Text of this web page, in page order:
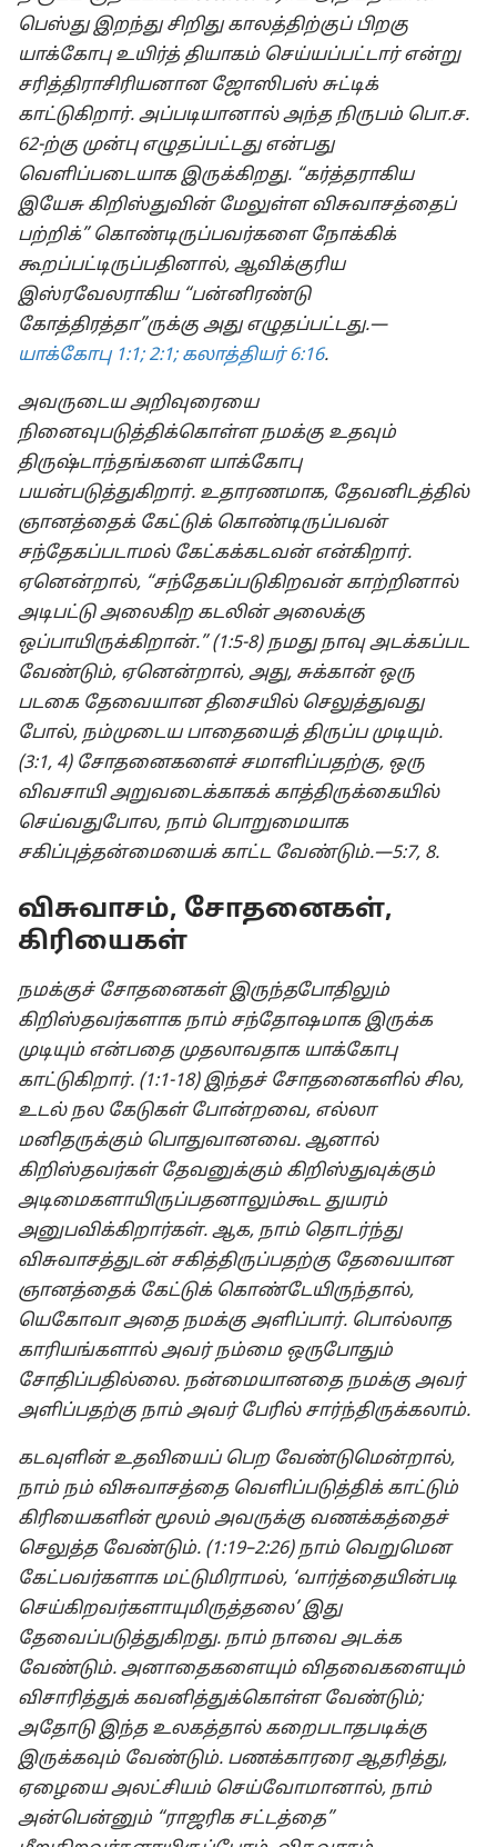
பெஸ்து இறந்து சிறிது காலத்திற்குப் பிறகு
யாக்கோபு உயிர்த் தியாகம் செய்யப்பட்டார் என்று
சரித்திராசிரியனான ஜோஸிபஸ் சுட்டிக்
காட்டுகிறார். அப்படியானால் அந்த நிருபம் பொ.ச.
62-ற்கு முன்பு எழுதப்பட்டது என்பது
வெளிப்படையாக இருக்கிறது. “கர்த்தராகிய
இயேசு கிறிஸ்துவின் மேலுள்ள விசுவாசத்தைப்
பற்றிக்” கொண்டிருப்பவர்களை நோக்கிக்
கூறப்பட்டிருப்பதினால், ஆவிக்குரிய
இஸ்ரவேலராகிய “பன்னிரண்டு
கோத்திரத்தா”ருக்கு அது எழுதப்பட்டது.—
யாக்கோபு 1:1; 2:1; கலாத்தியர் 6:16.
அவருடைய அறிவுரையை
நினைவுபடுத்திக்கொள்ள நமக்கு உதவும்
திருஷ்டாந்தங்களை யாக்கோபு
பயன்படுத்துகிறார். உதாரணமாக, தேவனிடத்தில்
ஞானத்தைக் கேட்டுக் கொண்டிருப்பவன்
சந்தேகப்படாமல் கேட்கக்கடவன் என்கிறார்.
ஏனென்றால், “சந்தேகப்படுகிறவன் காற்றினால்
அடிபட்டு அலைகிற கடலின் அலைக்கு
ஒப்பாயிருக்கிறான்.” (1:5-8) நமது நாவு அடக்கப்பட
வேண்டும், ஏனென்றால், அது, சுக்கான் ஒரு
படகை தேவையான திசையில் செலுத்துவது
போல், நம்முடைய பாதையைத் திருப்ப முடியும்.
(3:1, 4) சோதனைகளைச் சமாளிப்பதற்கு, ஒரு
விவசாயி அறுவடைக்காகக் காத்திருக்கையில்
செய்வதுபோல, நாம் பொறுமையாக
சகிப்புத்தன்மையைக் காட்ட வேண்டும்.—5:7, 8.
விசுவாசம், சோதனைகள்,
கிரியைகள்
நமக்குச் சோதனைகள் இருந்தபோதிலும்
கிறிஸ்தவர்களாக நாம் சந்தோஷமாக இருக்க
முடியும் என்பதை முதலாவதாக யாக்கோபு
காட்டுகிறார். (1:1-18) இந்தச் சோதனைகளில் சில,
உடல் நல கேடுகள் போன்றவை, எல்லா
மனிதருக்கும் பொதுவானவை. ஆனால்
கிறிஸ்தவர்கள் தேவனுக்கும் கிறிஸ்துவுக்கும்
அடிமைகளாயிருப்பதனாலும்கூட துயரம்
அனுபவிக்கிறார்கள். ஆக, நாம் தொடர்ந்து
விசுவாசத்துடன் சகித்திருப்பதற்கு தேவையான
ஞானத்தைக் கேட்டுக் கொண்டேயிருந்தால்,
யெகோவா அதை நமக்கு அளிப்பார். பொல்லாத
காரியங்களால் அவர் நம்மை ஒருபோதும்
சோதிப்பதில்லை. நன்மையானதை நமக்கு அவர்
அளிப்பதற்கு நாம் அவர் பேரில் சார்ந்திருக்கலாம்.
கடவுளின் உதவியைப் பெற வேண்டுமென்றால்,
நாம் நம் விசுவாசத்தை வெளிப்படுத்திக் காட்டும்
கிரியைகளின் மூலம் அவருக்கு வணக்கத்தைச்
செலுத்த வேண்டும். (1:19–2:26) நாம் வெறுமென
கேட்பவர்களாக மட்டுமிராமல், ‘வார்த்தையின்படி
செய்கிறவர்களாயுமிருத்தலை’ இது
தேவைப்படுத்துகிறது. நாம் நாவை அடக்க
வேண்டும். அனாதைகளையும் விதவைகளையும்
விசாரித்துக் கவனித்துக்கொள்ள வேண்டும்;
அதோடு இந்த உலகத்தால் கறைபடாதபடிக்கு
இருக்கவும் வேண்டும். பணக்காரரை ஆதரித்து,
ஏழையை அலட்சியம் செய்வோமானால், நாம்
அன்பென்னும் “ராஜரிக சட்டத்தை”